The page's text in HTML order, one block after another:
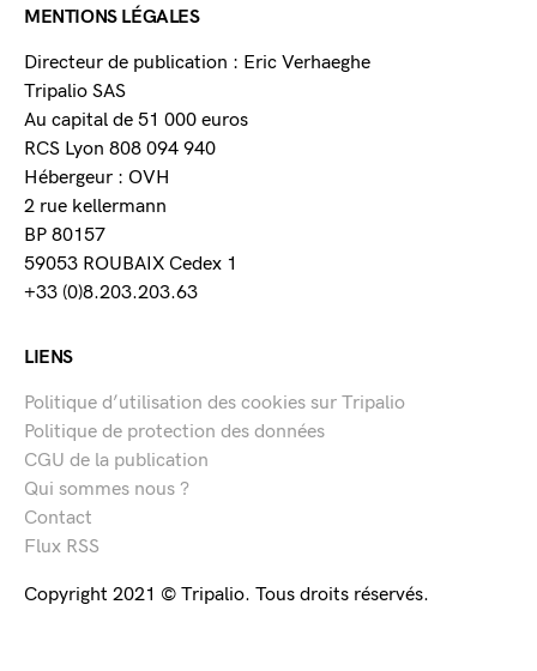
MENTIONS LÉGALES
Directeur de publication : Eric Verhaeghe
Tripalio SAS
Au capital de 51 000 euros
RCS Lyon 808 094 940
Hébergeur : OVH
2 rue kellermann
BP 80157
59053 ROUBAIX Cedex 1
+33 (0)8.203.203.63
LIENS
Politique d’utilisation des cookies sur Tripalio
Politique de protection des données
CGU de la publication
Qui sommes nous ?
Contact
Flux RSS
Copyright 2021 © Tripalio. Tous droits réservés.